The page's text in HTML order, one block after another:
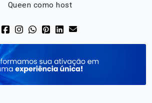
Queen como host